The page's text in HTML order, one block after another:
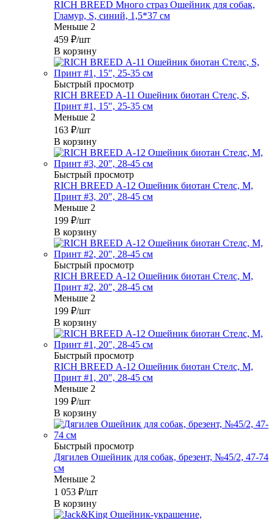
RICH BREED Много страз Ошейник для собак,
Гламур, S, синий, 1,5*37 см
Меньше 2
459 ₽/шт
В корзину
Быстрый просмотр
RICH BREED А-11 Ошейник биотан Стелс, S,
Принт #1, 15", 25-35 см
Меньше 2
163 ₽/шт
В корзину
Быстрый просмотр
RICH BREED А-12 Ошейник биотан Стелс, М,
Принт #3, 20", 28-45 см
Меньше 2
199 ₽/шт
В корзину
Быстрый просмотр
RICH BREED А-12 Ошейник биотан Стелс, М,
Принт #2, 20", 28-45 см
Меньше 2
199 ₽/шт
В корзину
Быстрый просмотр
RICH BREED А-12 Ошейник биотан Стелс, М,
Принт #1, 20", 28-45 см
Меньше 2
199 ₽/шт
В корзину
Быстрый просмотр
Дягилев Ошейник для собак, брезент, №45/2, 47-74
см
Меньше 2
1 053 ₽/шт
В корзину